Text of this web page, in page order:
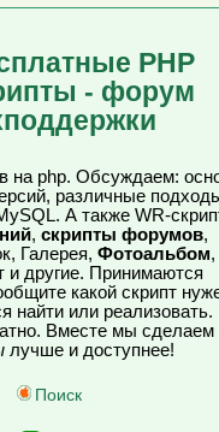
PHP
- форум
на php. Обсуждаем:
различные
А также WR-
, скрипты форумов,
Галерея, Фотоальбом,
и другие. Принимаются
какой скрипт
найти или реализовать.
Вместе мы сделаем
лучше и доступнее!
Поиск